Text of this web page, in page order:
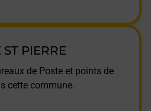
PIERRE
de Poste et points de
cette commune.